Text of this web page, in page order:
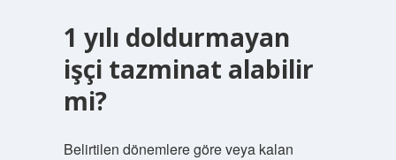
1 yılı doldurmayan
işçi tazminat alabilir
mi?
Belirtilen dönemlere göre veya kalan